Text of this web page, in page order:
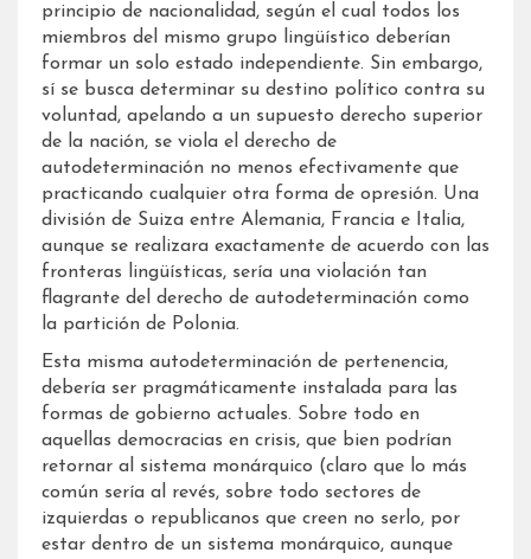
principio de nacionalidad, según el cual todos los
miembros del mismo grupo lingüístico deberían
formar un solo estado independiente. Sin embargo,
sí se busca determinar su destino político contra su
voluntad, apelando a un supuesto derecho superior
de la nación, se viola el derecho de
autodeterminación no menos efectivamente que
practicando cualquier otra forma de opresión. Una
división de Suiza entre Alemania, Francia e Italia,
aunque se realizara exactamente de acuerdo con las
fronteras lingüísticas, sería una violación tan
flagrante del derecho de autodeterminación como
la partición de Polonia.
Esta misma autodeterminación de pertenencia,
debería ser pragmáticamente instalada para las
formas de gobierno actuales. Sobre todo en
aquellas democracias en crisis, que bien podrían
retornar al sistema monárquico (claro que lo más
común sería al revés, sobre todo sectores de
izquierdas o republicanos que creen no serlo, por
estar dentro de un sistema monárquico, aunque